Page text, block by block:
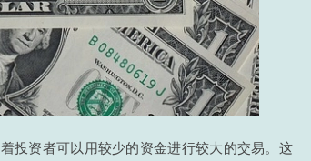
投资者可以用较少的资金进行较大的交易。这